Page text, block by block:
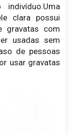
clara possui
gravatas com
usadas sem
de pessoas
usar gravatas